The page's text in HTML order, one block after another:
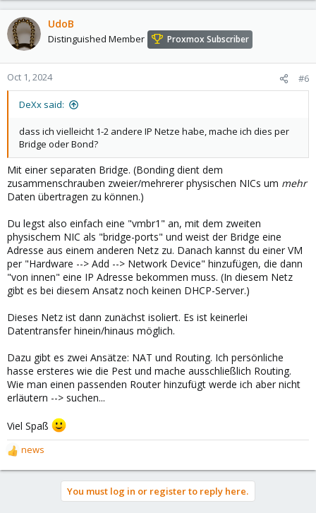
UdoB
Distinguished Member Proxmox Subscriber
Oct 1, 2024 #6
DeXx said:
dass ich vielleicht 1-2 andere IP Netze habe, mache ich dies per
Bridge oder Bond?
Mit einer separaten Bridge. (Bonding dient dem
zusammenschrauben zweier/mehrerer physischen NICs um mehr
Daten übertragen zu können.)
Du legst also einfach eine "vmbr1" an, mit dem zweiten
physischem NIC als "bridge-ports" und weist der Bridge eine
Adresse aus einem anderen Netz zu. Danach kannst du einer VM
per "Hardware --> Add --> Network Device" hinzufügen, die dann
"von innen" eine IP Adresse bekommen muss. (In diesem Netz
gibt es bei diesem Ansatz noch keinen DHCP-Server.)
Dieses Netz ist dann zunächst isoliert. Es ist keinerlei
Datentransfer hinein/hinaus möglich.
Dazu gibt es zwei Ansätze: NAT und Routing. Ich persönliche
hasse ersteres wie die Pest und mache ausschließlich Routing.
Wie man einen passenden Router hinzufügt werde ich aber nicht
erläutern --> suchen...
Viel Spaß
R
e
news
You must log in or register to reply here.